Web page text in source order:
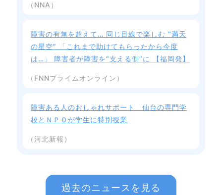
（NNA）
障害の有無を超えて… 同じ目線で楽しむ “満天
の星空” 「これまで助けてもらったから今度
は…」 障害者が障害を“支える側”に 【福岡発】
（FNNプライムオンライン）
障害ある人のおしゃれサポート 仙台の専門学
校とＮＰＯが学生に特別授業
（河北新報）
過去のニュースを見る